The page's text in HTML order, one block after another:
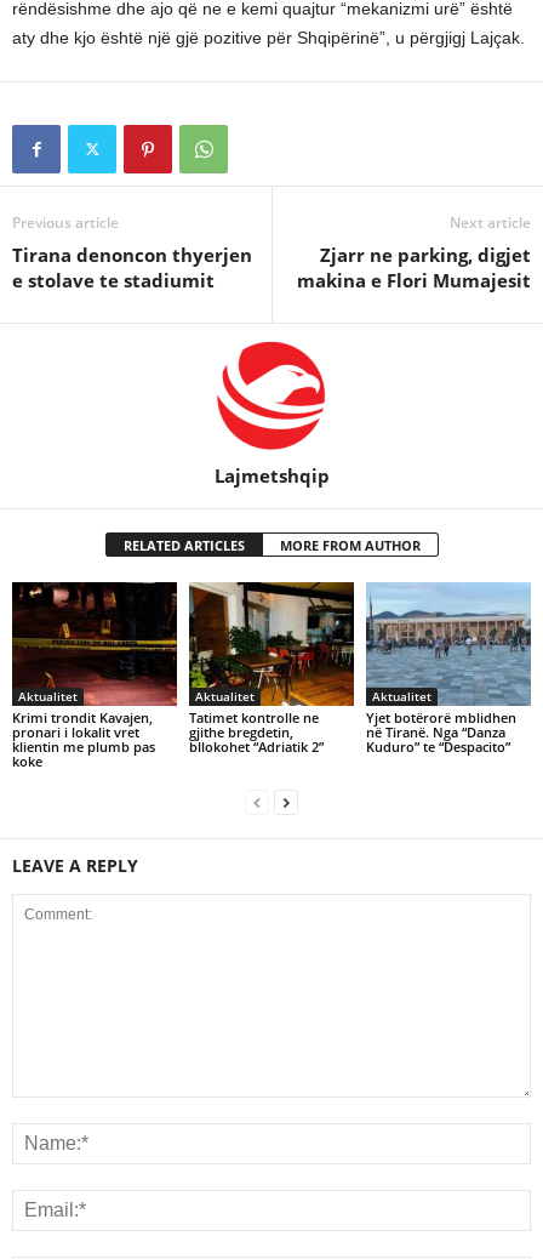
rëndësishme dhe ajo që ne e kemi quajtur “mekanizmi urë” është
aty dhe kjo është një gjë pozitive për Shqipërinë”, u përgjigj Lajçak.
Previous article
Tirana denoncon thyerjen
e stolave te stadiumit
Next article
Zjarr ne parking, digjet
makina e Flori Mumajesit
Lajmetshqip
RELATED ARTICLES MORE FROM AUTHOR
Aktualitet
Krimi trondit Kavajen,
pronari i lokalit vret
klientin me plumb pas
koke
Aktualitet
Tatimet kontrolle ne
gjithe bregdetin,
bllokohet “Adriatik 2”
Aktualitet
Yjet botërorë mblidhen
në Tiranë. Nga “Danza
Kuduro” te “Despacito”
LEAVE A REPLY